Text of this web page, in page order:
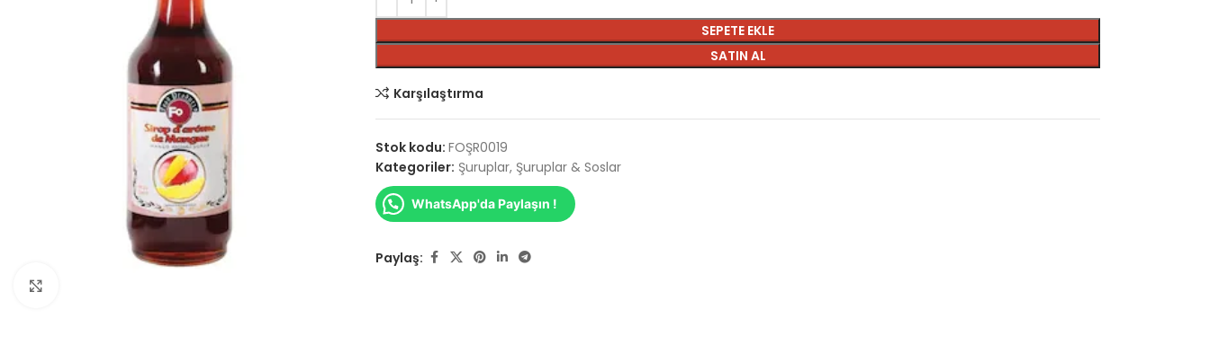
SEPETE EKLE
SATIN AL
Karşılaştırma
Stok kodu:FOŞR0019
Kategoriler: Şuruplar, Şuruplar & Soslar
WhatsApp'da Paylaşın !
Paylaş: